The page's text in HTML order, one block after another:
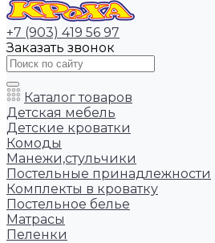
+7 (903) 419 56 97
Заказать звонок
Каталог товаров
Детская мебель
Детские кроватки
Комоды
Манежи,стульчики
Постельные принадлежности
Комплекты в кроватку
Постельное белье
Матрасы
Пеленки